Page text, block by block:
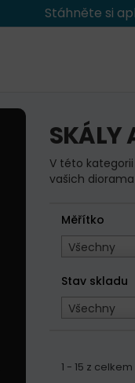
Stáhněte si
SKÁLY
V této
vašich
Měřítko
Všechny
Stav skladu
Všechny
1 - 15 z